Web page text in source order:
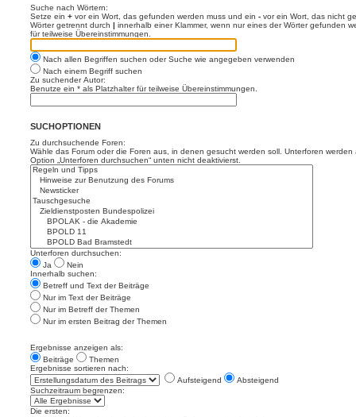
Suche nach Wörtern:
Setze ein + vor ein Wort, das gefunden werden muss und ein - vor ein Wort, das nicht
Wörter getrennt durch | innerhalb einer Klammer, wenn nur eines der Wörter gefunden
für teilweise Übereinstimmungen.
Nach allen Begriffen suchen oder Suche wie angegeben verwenden
Nach einem Begriff suchen
Zu suchender Autor:
Benutze ein * als Platzhalter für teilweise Übereinstimmungen.
SUCHOPTIONEN
Zu durchsuchende Foren:
Wähle das Forum oder die Foren aus, in denen gesucht werden soll. Unterforen
Option „Unterforen durchsuchen“ unten nicht deaktivierst.
Unterforen durchsuchen:
Ja
Nein
Innerhalb suchen:
Betreff und Text der Beiträge
Nur im Text der Beiträge
Nur im Betreff der Themen
Nur im ersten Beitrag der Themen
Ergebnisse anzeigen als:
Beiträge
Themen
Ergebnisse sortieren nach:
Aufsteigend
Absteigend
Suchzeitraum begrenzen:
Die ersten: